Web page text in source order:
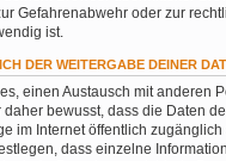
Gefahrenabwehr oder zur
ist.
DER WEITERGABE DEINER
einen Austausch mit anderen
bewusst, dass die Daten
im Internet öffentlich
dass einzelne